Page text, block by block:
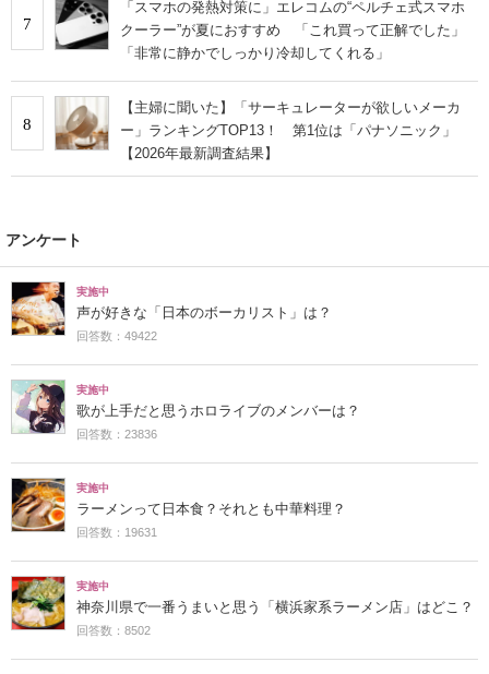
7
「スマホの発熱対策に」エレコムの“ペルチェ式スマホ
クーラー”が夏におすすめ 「これ買って正解でした」
「非常に静かでしっかり冷却してくれる」
8
【主婦に聞いた】「サーキュレーターが欲しいメーカ
ー」ランキングTOP13！ 第1位は「パナソニック」
【2026年最新調査結果】
アンケート
実施中
声が好きな「日本のボーカリスト」は？
回答数：49422
実施中
歌が上手だと思うホロライブのメンバーは？
回答数：23836
実施中
ラーメンって日本食？それとも中華料理？
回答数：19631
実施中
神奈川県で一番うまいと思う「横浜家系ラーメン店」はどこ？
回答数：8502